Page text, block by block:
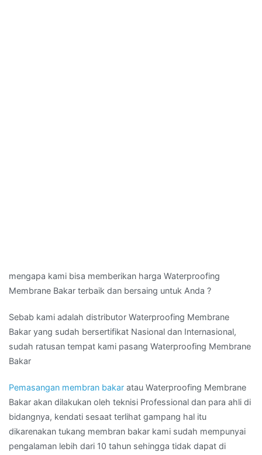
mengapa kami bisa memberikan harga Waterproofing
Membrane Bakar terbaik dan bersaing untuk Anda ?
Sebab kami adalah distributor Waterproofing Membrane
Bakar yang sudah bersertifikat Nasional dan Internasional,
sudah ratusan tempat kami pasang Waterproofing Membrane
Bakar
Pemasangan membran bakar atau Waterproofing Membrane
Bakar akan dilakukan oleh teknisi Professional dan para ahli di
bidangnya, kendati sesaat terlihat gampang hal itu
dikarenakan tukang membran bakar kami sudah mempunyai
pengalaman lebih dari 10 tahun sehingga tidak dapat di